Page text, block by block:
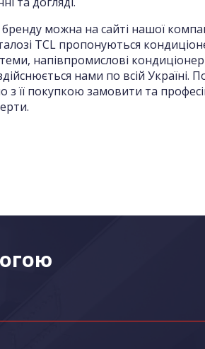
можна на сайті нашої
TCL пропонуються
напівпромислові
нами по всій Україні.
з її покупкою замовити та